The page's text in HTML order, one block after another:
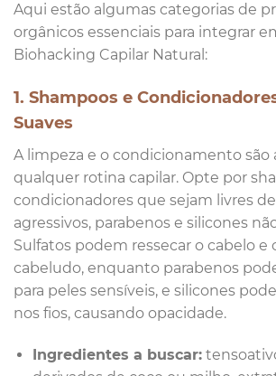
Aqui estão algumas categorias de
orgânicos essenciais para integrar
Biohacking Capilar Natural:
1. Shampoos e
Suaves
A limpeza e o condicionamento são
qualquer rotina capilar. Opte por
condicionadores que sejam livres
agressivos, parabenos e silicones
Sulfatos podem ressecar o cabelo e
cabeludo, enquanto parabenos
para peles sensíveis, e silicones
nos fios, causando opacidade.
Ingredientes a buscar: